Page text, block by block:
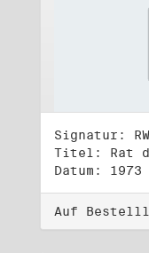
Signatur:
Datum:
Auf